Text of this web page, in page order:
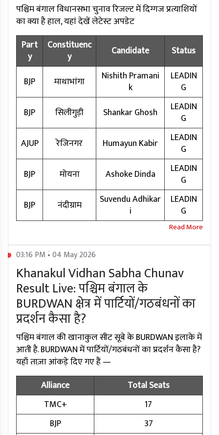
पश्चिम बंगाल विधानसभा चुनाव रिजल्ट में दिग्गज प्रत्याशियों
का क्या है हाल, यहां देखें लेटेस्ट अपडेट
Part
y
Constituenc
y
Candidate Status
BJP माथाभांगा
Nishith Pramani
k
LEADIN
G
BJP
सिलीगुड़ी Shankar Ghosh
LEADIN
G
AJUP
रेजिनगर Humayun Kabir
LEADIN
G
BJP
मोयना Ashoke Dinda
LEADIN
G
BJP
नंदीग्राम
Suvendu Adhikar
i
LEADIN
G
03:16 PM • 04 May 2026
Khanakul Vidhan Sabha Chunav
Result Live: पश्चिम बंगाल के
BURDWAN क्षेत्र में पार्टियों/गठबंधनों का
प्रदर्शन कैसा है?
पश्चिम बंगाल की खानाकुल सीट सूबे के BURDWAN इलाके में
आती है. BURDWAN में पार्टियों/गठबंधनों का प्रदर्शन कैसा है?
यहाँ ताज़ा आंकड़े दिए गए हैं —
Alliance
Total Seats
TMC+
17
BJP
37